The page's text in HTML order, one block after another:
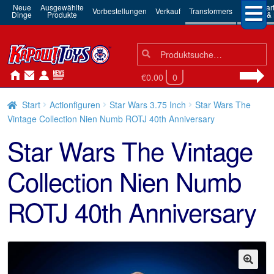
Neue
Dinge
Ausgewählte
Produkte Vorbestellungen Verkauf Transformers 3rd
Robots
Suchen
nach:
Suche
€0.00 0
Start Actionfiguren Star Wars 3.75 Inch
Star Wars The
Vintage Collection Nien Numb ROTJ 40th Anniversary
Star Wars The Vintage
Collection Nien Numb
ROTJ 40th Anniversary